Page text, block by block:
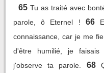
65 Tu as traité avec
parole, ô Eternel !
66
connaissance, car je me
d'être humilié, je faisais
j'observe ta parole.
68